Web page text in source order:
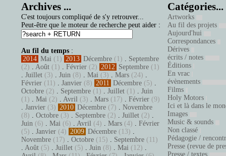
Archives ...
C'est toujours compliqué de s'y retrouver...
Peut-être que le moteur de recherche peut aider :
Au fil du temps :
2014 Mai (1) 2013 Décembre (1) . Septembre
(2) . Août (1) . Février (2) 2012 Septembre (1)
. Juillet (3) . Juin (8) . Mai (3) . Mars (24) .
Février (11) . Janvier (8) 2011 Décembre (5) .
Octobre (2) . Septembre (1) . Juillet (1) . Juin
(1) . Mai (2) . Avril (3) . Mars (17) . Février (9)
. Janvier (3) 2010 Décembre (7) . Novembre
(8) . Octobre (3) . Septembre (2) . Juillet (2) .
Juin (6) . Mai (6) . Avril (4) . Mars (4) . Février
(5) . Janvier (4) 2009 Décembre (13) .
Novembre (17) . Octobre (15) . Septembre (11)
. Août (5) . Juillet (5) . Juin (8) . Mai (12) .
Catégories...
Artworks
Au fil des projets
Aujourd'hui
Correspondances
Dérives
écrits / notes
Éditions
En vrac
évènements
Films
Holy Motors
Ici et là dans le
Images
Music & sounds
Non classé
Pédagogie /
Presse (revue de
Presse / textes